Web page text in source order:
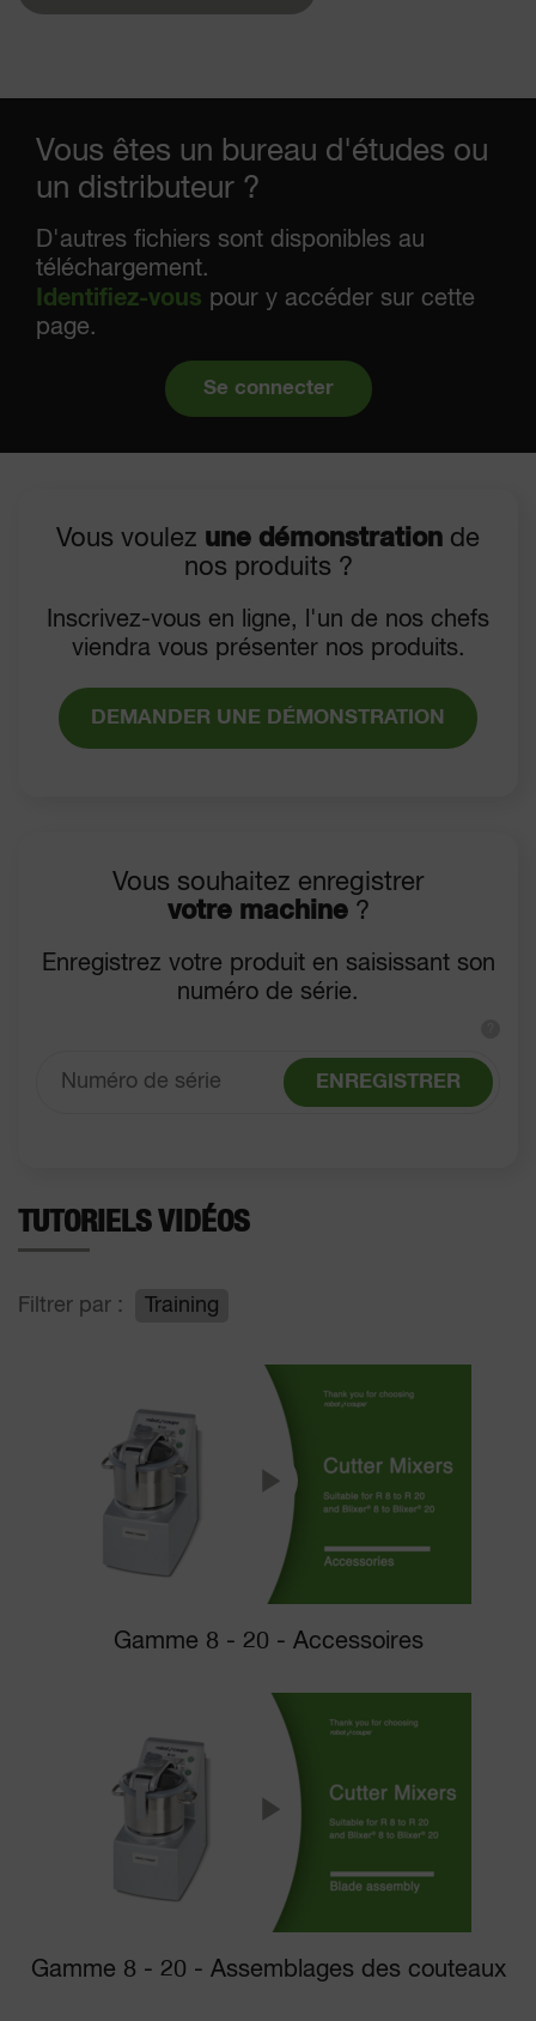
Vous êtes un bureau d'études ou
un distributeur ?
D'autres fichiers sont disponibles au
téléchargement.
Identifiez-vous pour y accéder sur cette
page.
Se connecter
Vous voulez une démonstration de
nos produits ?
Inscrivez-vous en ligne, l'un de nos chefs
viendra vous présenter nos produits.
DEMANDER UNE DÉMONSTRATION
Vous souhaitez enregistrer
votre machine ?
Enregistrez votre produit en saisissant son
numéro de série.
ENREGISTRER
TUTORIELS VIDÉOS
Filtrer par : Training
Gamme 8 - 20 - Accessoires
Gamme 8 - 20 - Assemblages des couteaux